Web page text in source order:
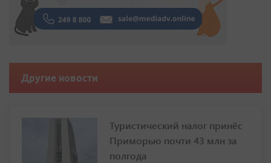
Другие новости
Туристический налог принёс
Приморью почти 43 млн за
полгода